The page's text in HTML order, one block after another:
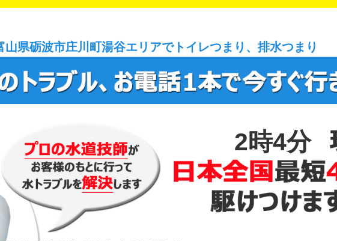
山県砺波市庄川町湯谷エリアでトイレつまり、排水つまり
2時4分